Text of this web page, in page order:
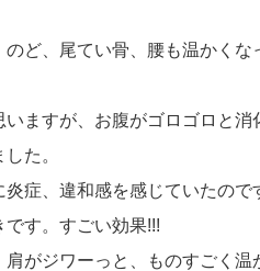
ど、尾てい骨、腰も温かくな
ますが、お腹がゴロゴロと消
た。
症、違和感を感じていたので
す。すごい効果!!!
がジワーっと、ものすごく温